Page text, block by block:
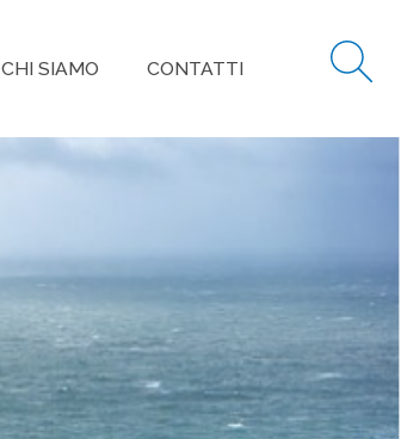
CHI SIAMO CONTATTI